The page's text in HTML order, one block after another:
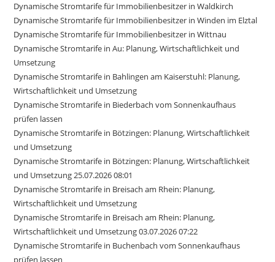
Dynamische Stromtarife für Immobilienbesitzer in Waldkirch
Dynamische Stromtarife für Immobilienbesitzer in Winden im Elztal
Dynamische Stromtarife für Immobilienbesitzer in Wittnau
Dynamische Stromtarife in Au: Planung, Wirtschaftlichkeit und
Umsetzung
Dynamische Stromtarife in Bahlingen am Kaiserstuhl: Planung,
Wirtschaftlichkeit und Umsetzung
Dynamische Stromtarife in Biederbach vom Sonnenkaufhaus
prüfen lassen
Dynamische Stromtarife in Bötzingen: Planung, Wirtschaftlichkeit
und Umsetzung
Dynamische Stromtarife in Bötzingen: Planung, Wirtschaftlichkeit
und Umsetzung 25.07.2026 08:01
Dynamische Stromtarife in Breisach am Rhein: Planung,
Wirtschaftlichkeit und Umsetzung
Dynamische Stromtarife in Breisach am Rhein: Planung,
Wirtschaftlichkeit und Umsetzung 03.07.2026 07:22
Dynamische Stromtarife in Buchenbach vom Sonnenkaufhaus
prüfen lassen